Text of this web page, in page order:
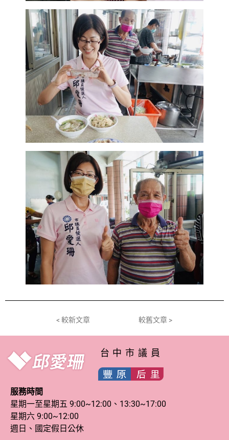
< 較新文章 較舊文章 >
台中市議員
服務時間
星期一至星期五 9:00~12:00、13:30~17:00
星期六 9:00~12:00
週日、國定假日公休